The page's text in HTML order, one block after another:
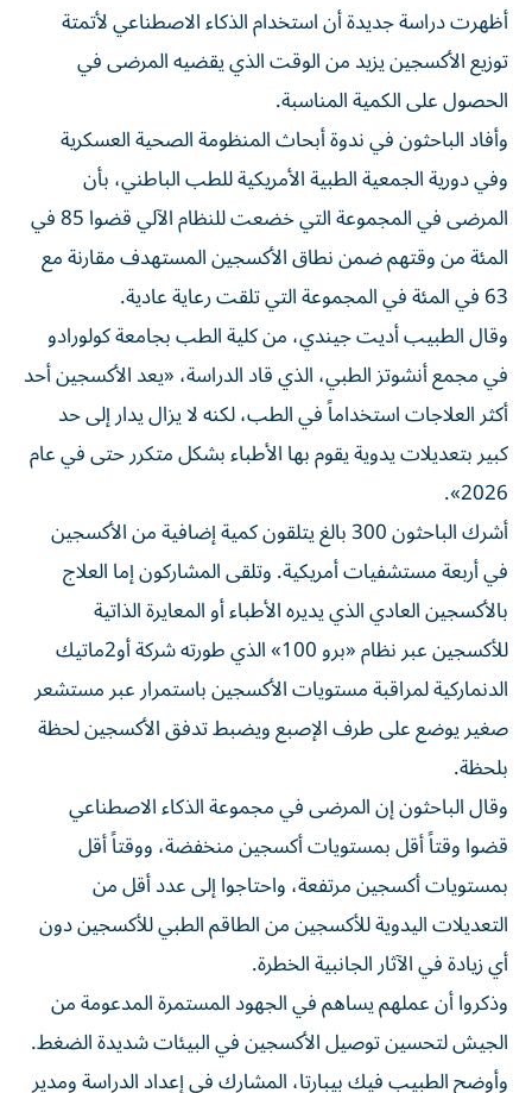
أظهرت دراسة جديدة أن استخدام الذكاء الاصطناعي لأتمتة
توزيع الأكسجين يزيد من الوقت الذي يقضيه المرضى في
الحصول على الكمية ‌المناسبة.
وأفاد الباحثون في ندوة أبحاث المنظومة الصحية العسكرية
وفي دورية الجمعية ​الطبية ⁠الأمريكية للطب الباطني، بأن
المرضى في المجموعة ‌التي خضعت للنظام الآلي قضوا ‌85 في
المئة من وقتهم ضمن نطاق الأكسجين المستهدف مقارنة مع
63 في المئة في المجموعة التي تلقت رعاية عادية.
وقال الطبيب أديت ‌جيندي، من كلية الطب بجامعة كولورادو
في مجمع أنشوتز الطبي، الذي ⁠قاد الدراسة، «يعد الأكسجين أحد
أكثر العلاجات استخداماً في الطب، لكنه لا يزال يدار إلى حد
كبير بتعديلات يدوية يقوم بها الأطباء بشكل متكرر حتى في عام
2026».
أشرك الباحثون 300 بالغ يتلقون كمية إضافية من الأكسجين
في أربعة مستشفيات أمريكية. وتلقى ​المشاركون إما العلاج
بالأكسجين العادي الذي يديره الأطباء أو ‌المعايرة الذاتية
للأكسجين عبر نظام «برو 100» الذي طورته شركة أو2ماتيك
الدنماركية لمراقبة مستويات الأكسجين باستمرار عبر مستشعر
صغير يوضع على طرف ⁠الإصبع ويضبط تدفق الأكسجين لحظة
بلحظة.
وقال الباحثون إن المرضى في مجموعة الذكاء الاصطناعي
قضوا وقتاً أقل بمستويات أكسجين منخفضة، ووقتاً أقل
بمستويات أكسجين ​مرتفعة، واحتاجوا إلى ‌عدد أقل من
التعديلات اليدوية للأكسجين من الطاقم الطبي للأكسجين ‌دون
أي زيادة في الآثار الجانبية الخطرة.
وذكروا أن عملهم يساهم في الجهود المستمرة المدعومة من
الجيش لتحسين توصيل الأكسجين في البيئات شديدة ‌الضغط.
وأوضح الطبيب ‌فيك بيبارتا، المشارك في إعداد ⁠الدراسة ومدير